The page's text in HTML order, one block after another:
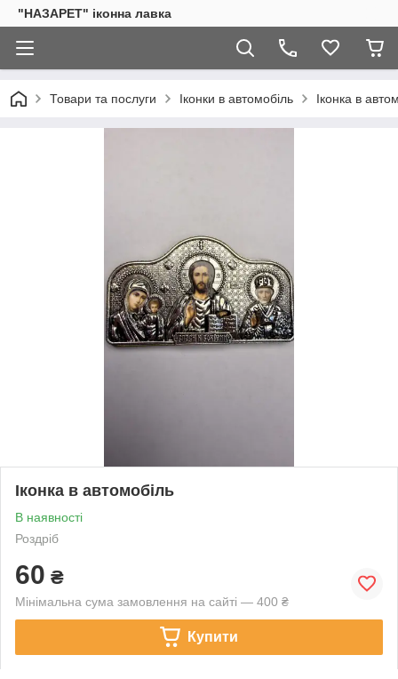
"НАЗАРЕТ" іконна лавка
Товари та послуги Іконки в автомобіль Іконка в
Іконка в автомобіль
В наявності
Роздріб
60 ₴
Мінімальна сума замовлення на сайті — 400 ₴
Купити